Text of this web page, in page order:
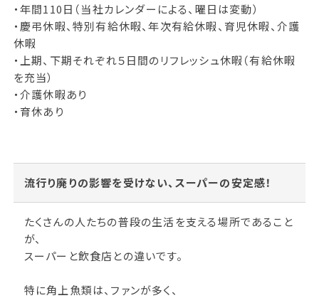
・年間110日（当社カレンダーによる、曜日は変動）
・慶弔休暇、特別有給休暇、年次有給休暇、育児休暇、介護
休暇
・上期、下期それぞれ５日間のリフレッシュ休暇（有給休暇
を充当）
・介護休暇あり
・育休あり
流行り廃りの影響を受けない、スーパーの安定感！
たくさんの人たちの普段の生活を支える場所であること
が、
スーパーと飲食店との違いです。
特に角上魚類は、ファンが多く、